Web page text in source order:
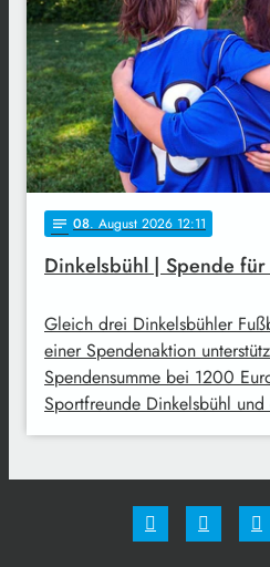
notes 08. August 2026 12:11
Dinkelsbühl | Spende
Gleich drei Dinkelsbühler
einer Spendenaktion
Spendensumme bei 1200
Sportfreunde Dinkelsbühl